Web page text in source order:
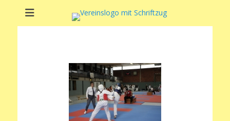
Soltauer Sportclub
Soltauer Sportclub 02 e.V.